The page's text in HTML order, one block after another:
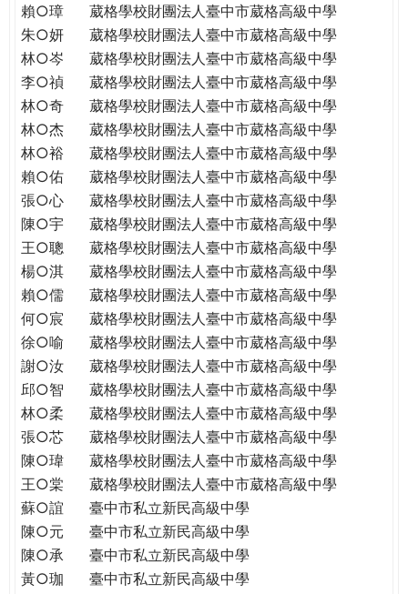
賴○璋
葳格學校財團法人臺中市葳格高級中學
朱○妍
葳格學校財團法人臺中市葳格高級中學
林○岑
葳格學校財團法人臺中市葳格高級中學
李○禎
葳格學校財團法人臺中市葳格高級中學
林○奇
葳格學校財團法人臺中市葳格高級中學
林○杰
葳格學校財團法人臺中市葳格高級中學
林○裕
葳格學校財團法人臺中市葳格高級中學
賴○佑
葳格學校財團法人臺中市葳格高級中學
張○心
葳格學校財團法人臺中市葳格高級中學
陳○宇
葳格學校財團法人臺中市葳格高級中學
王○聰
葳格學校財團法人臺中市葳格高級中學
楊○淇
葳格學校財團法人臺中市葳格高級中學
賴○儒
葳格學校財團法人臺中市葳格高級中學
何○宸
葳格學校財團法人臺中市葳格高級中學
徐○喻
葳格學校財團法人臺中市葳格高級中學
謝○汝
葳格學校財團法人臺中市葳格高級中學
邱○智
葳格學校財團法人臺中市葳格高級中學
林○柔
葳格學校財團法人臺中市葳格高級中學
張○芯
葳格學校財團法人臺中市葳格高級中學
陳○瑋
葳格學校財團法人臺中市葳格高級中學
王○棠
葳格學校財團法人臺中市葳格高級中學
蘇○誼
臺中市私立新民高級中學
陳○元
臺中市私立新民高級中學
陳○承
臺中市私立新民高級中學
黃○珈
臺中市私立新民高級中學